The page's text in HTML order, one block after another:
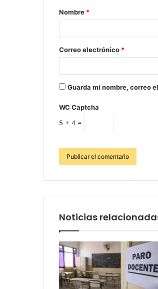
Nombre *
Correo electrónico *
Guarda mi nombre, correo
WC Captcha
5 + 4 =
Noticias